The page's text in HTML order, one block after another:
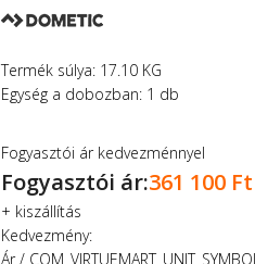
Termék súlya: 17.10 KG
Egység a dobozban: 1 db
Fogyasztói ár kedvezménnyel
Fogyasztói ár:361 100 Ft
+ kiszállítás
Kedvezmény:
Ár /